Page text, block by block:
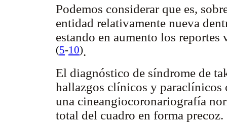
Podemos considerar que es,
entidad relativamente nueva
estando en aumento los
(5-10).
El diagnóstico de síndrome de
hallazgos clínicos y paraclínicos
una cineangiocoronariografía
total del cuadro en forma precoz.